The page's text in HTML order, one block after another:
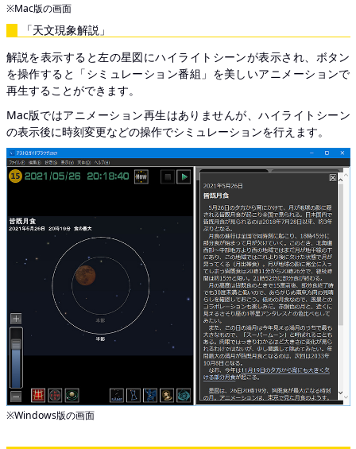
※Mac版の画面
「天文現象解説」
解説を表示すると左の星図にハイライトシーンが表示され、ボタン
を操作すると「シミュレーション番組」を美しいアニメーションで
再生することができます。
Mac版ではアニメーション再生はありませんが、ハイライトシーン
の表示後に時刻変更などの操作でシミュレーションを行えます。
※Windows版の画面